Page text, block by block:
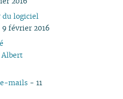
02
04
du logiciel
février 2016
mails - 11